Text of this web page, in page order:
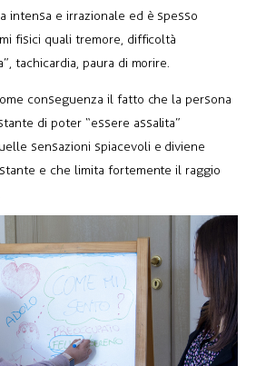
intensa e irrazionale ed è spesso
fisici quali tremore, difficoltà
tachicardia, paura di morire.
conseguenza il fatto che la persona
di poter “essere assalita”
sensazioni spiacevoli e diviene
e che limita fortemente il raggio